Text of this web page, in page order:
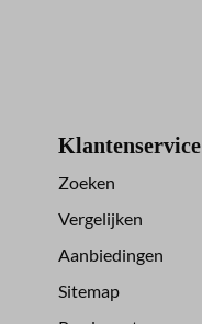
Klantenservice
Zoeken
Vergelijken
Aanbiedingen
Sitemap